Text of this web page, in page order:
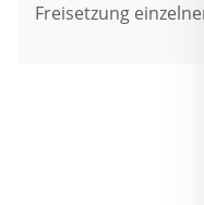
Freisetzung